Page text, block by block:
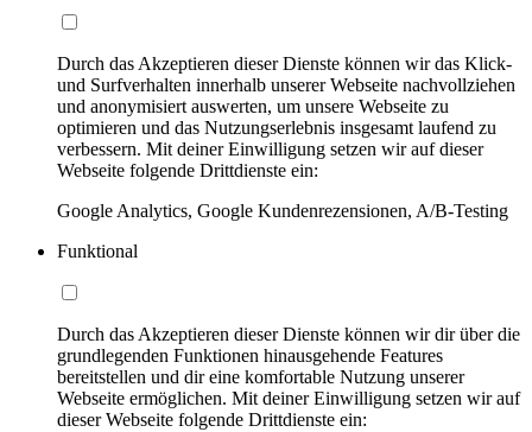
Durch das Akzeptieren dieser Dienste können wir das Klick-
und Surfverhalten innerhalb unserer Webseite nachvollziehen
und anonymisiert auswerten, um unsere Webseite zu
optimieren und das Nutzungserlebnis insgesamt laufend zu
verbessern. Mit deiner Einwilligung setzen wir auf dieser
Webseite folgende Drittdienste ein:
Google Analytics, Google Kundenrezensionen, A/B-Testing
Funktional
Durch das Akzeptieren dieser Dienste können wir dir über die
grundlegenden Funktionen hinausgehende Features
bereitstellen und dir eine komfortable Nutzung unserer
Webseite ermöglichen. Mit deiner Einwilligung setzen wir auf
dieser Webseite folgende Drittdienste ein: